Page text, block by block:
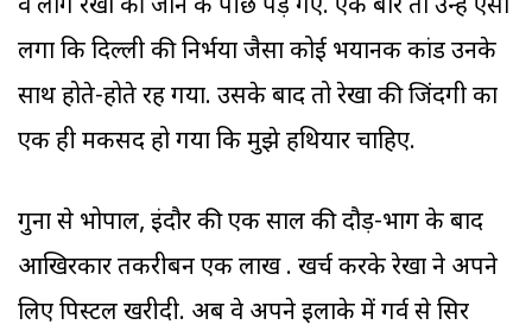
वे लोग रेखा की जान के पीछे पड़ गए. एक बार तो उन्हें ऐसा
लगा कि दिल्ली की निर्भया जैसा कोई भयानक कांड उनके
साथ होते-होते रह गया. उसके बाद तो रेखा की जिंदगी का
एक ही मकसद हो गया कि मुझे हथियार चाहिए.
गुना से भोपाल, इंदौर की एक साल की दौड़-भाग के बाद
आखिरकार तकरीबन एक लाख रु. खर्च करके रेखा ने अपने
लिए पिस्टल खरीदी. अब वे अपने इलाके में गर्व से सिर